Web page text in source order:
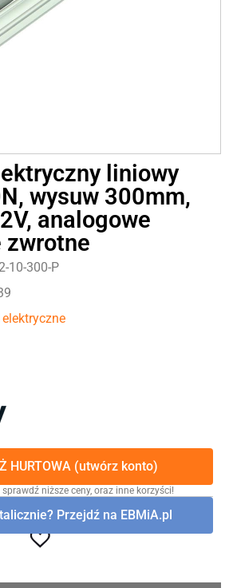
liniowy
wysuw 300mm,
analogowe
zwrotne
10-300-P
HURTOWA (utwórz konto)
sprawdź niższe ceny, oraz inne korzyści!
Przejdź na EBMiA.pl